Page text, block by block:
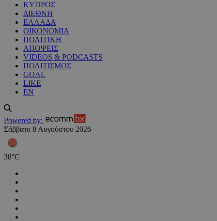
ΚΥΠΡΟΣ
ΔΙΕΘΝΗ
ΕΛΛΑΔΑ
ΟΙΚΟΝΟΜΙΑ
ΠΟΛΙΤΙΚΗ
ΑΠΟΨΕΙΣ
VIDEOS & PODCASTS
ΠΟΛΙΤΙΣΜΟΣ
GOAL
LIKE
EN
Powered by:
Σάββατο 8 Αυγούστου 2026
38°C